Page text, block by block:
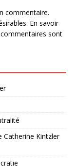
commentaire.
En savoir
sont
Catherine Kintzler